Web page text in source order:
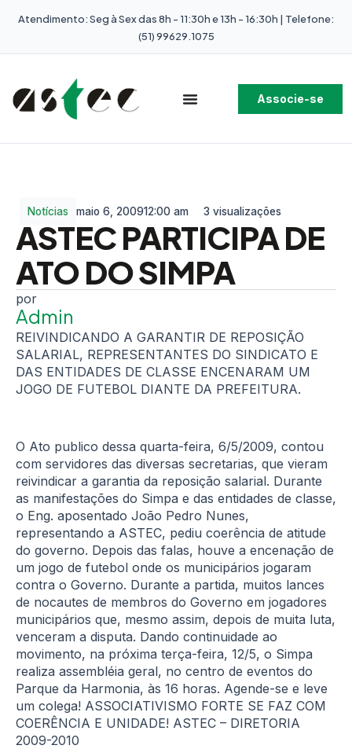
Atendimento: Seg à Sex das 8h - 11:30h e 13h - 16:30h | Telefone:
(51) 99629.1075
Associe-se
Notícias maio 6, 200912:00 am 3 visualizações
ASTEC PARTICIPA DE
ATO DO SIMPA
Admin
REIVINDICANDO A GARANTIR DE REPOSIÇÃO
SALARIAL, REPRESENTANTES DO SINDICATO E
DAS ENTIDADES DE CLASSE ENCENARAM UM
JOGO DE FUTEBOL DIANTE DA PREFEITURA.
O Ato publico dessa quarta-feira, 6/5/2009, contou
com servidores das diversas secretarias, que vieram
reivindicar a garantia da reposição salarial. Durante
as manifestações do Simpa e das entidades de classe,
o Eng. aposentado João Pedro Nunes,
representando a ASTEC, pediu coerência de atitude
do governo. Depois das falas, houve a encenação de
um jogo de futebol onde os municipários jogaram
contra o Governo. Durante a partida, muitos lances
de nocautes de membros do Governo em jogadores
municipários que, mesmo assim, depois de muita luta,
venceram a disputa. Dando continuidade ao
movimento, na próxima terça-feira, 12/5, o Simpa
realiza assembléia geral, no centro de eventos do
Parque da Harmonia, às 16 horas. Agende-se e leve
um colega! ASSOCIATIVISMO FORTE SE FAZ COM
COERÊNCIA E UNIDADE! ASTEC – DIRETORIA
2009-2010